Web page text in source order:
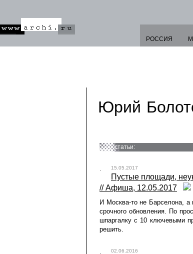
РОССИЯ
Юрий
статьи:
15.05.2017
Пустые площади,
// Афиша, 12.05.2017
И Москва-то не Барселона, а
срочного обновления. По
шпаргалку с 10 ключевыми
решить.
02.06.2016